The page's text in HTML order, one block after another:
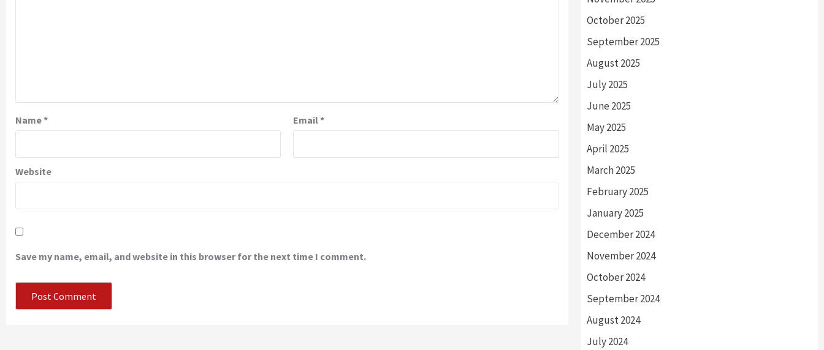
Name* Email*
Website
Save my name, email, and website in this browser for the next time I comment.
October 2025
September 2025
August 2025
July 2025
June 2025
May 2025
April 2025
March 2025
February 2025
January 2025
December 2024
November 2024
October 2024
September 2024
August 2024
July 2024